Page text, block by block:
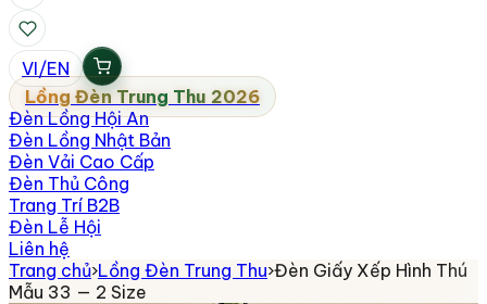
VI/EN
Lồng Đèn Trung Thu 2026
Đèn Lồng Hội An
Đèn Lồng Nhật Bản
Đèn Vải Cao Cấp
Đèn Thủ Công
Trang Trí B2B
Đèn Lễ Hội
Liên hệ
Trang chủ›Lồng Đèn Trung Thu›Đèn Giấy Xếp Hình Thú
Mẫu 33 — 2 Size